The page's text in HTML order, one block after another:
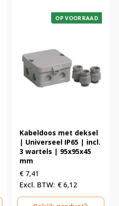
OP VOORRAAD
Kabeldoos met deksel
| Universeel IP65 | incl.
3 wartels | 95x95x45
mm
€ 7,41
€ 6,12